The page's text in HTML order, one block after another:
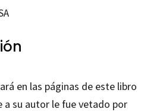
en las páginas de este libro
a su autor le fue vetado por